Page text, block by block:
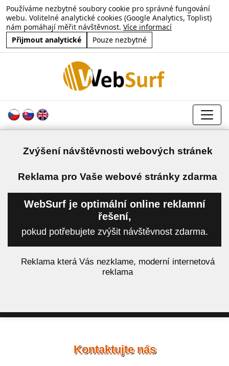
Používáme nezbytné soubory cookie pro správné fungování
webu. Volitelné analytické cookies (Google Analytics, Toplist)
nám pomáhají měřit návštěvnost. Více informací
Přijmout analytické
Pouze nezbytné
Zvýšení návštěvnosti webových stránek
Reklama pro Vaše webové stránky zdarma
WebSurf je optimální online reklamní
řešení,
pokud potřebujete zvýšit návštěvnost zdarma.
Reklama která Vás nezklame, moderní internetová
reklama
Kontaktujte nás